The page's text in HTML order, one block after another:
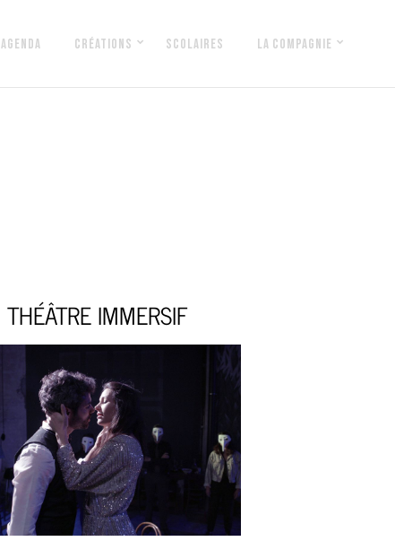
AGENDA CRÉATIONS SCOLAIRES LA COMPAGNIE
THÉÂTRE IMMERSIF